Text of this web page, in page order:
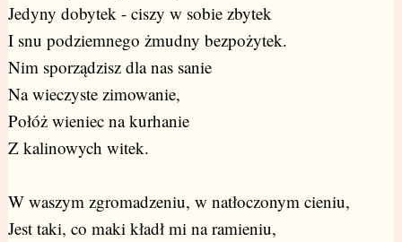
Jedyny dobytek - ciszy w sobie zbytek
I snu podziemnego żmudny bezpożytek.
Nim sporządzisz dla nas sanie
Na wieczyste zimowanie,
Połóż wieniec na kurhanie
Z kalinowych witek.
W waszym zgromadzeniu, w natłoczonym cieniu,
Jest taki, co maki kładł mi na ramieniu,